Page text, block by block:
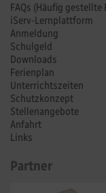
FAQs (Häufig gestellte
iServ-Lernplattform
Anmeldung
Schulgeld
Downloads
Ferienplan
Unterrichtszeiten
Schutzkonzept
Stellenangebote
Anfahrt
Links
Partner